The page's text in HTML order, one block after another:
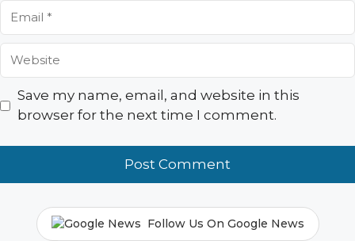
Email
Website
Save my name, email, and website in this
browser for the next time I comment.
Follow Us On Google News